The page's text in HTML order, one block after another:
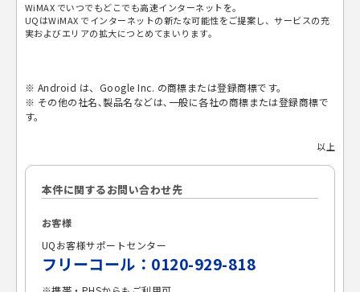
WiMAX でいつでもどこでも高速インターネットを。
UQはWiMAX でインターネットの新たな可能性をご提案し、サービスの充
実およびエリアの拡大につとめてまいります。
※ Android は、Google Inc. の商標または登録商標です。
※ その他の社名､製品名などは､一般に各社の商標または登録商標で
す。
以上
本件に関するお問い合わせ先
お客様
UQお客様サポートセンター
フリーコール：0120-929-818